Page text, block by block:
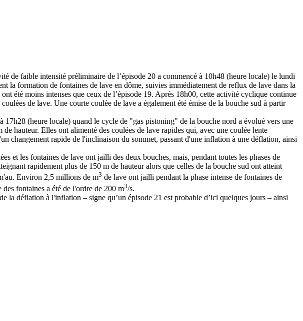
de faible intensité préliminaire de l’épisode 20 a commencé à 10h48 (heure locale) le lundi
la formation de fontaines de lave en dôme, suivies immédiatement de reflux de lave dans la
été moins intenses que ceux de l’épisode 19. Après 18h00, cette activité cyclique continue
de lave. Une courte coulée de lave a également été émise de la bouche sud à partir
(heure locale) quand le cycle de "gas pistoning" de la bouche nord a évolué vers une
hauteur. Elles ont alimenté des coulées de lave rapides qui, avec une coulée lente
changement rapide de l'inclinaison du sommet, passant d'une inflation à une déflation, ainsi
et les fontaines de lave ont jailli des deux bouches, mais, pendant toutes les phases de
rapidement plus de 150 m de hauteur alors que celles de la bouche sud ont atteint
Environ 2,5 millions de m3 de lave ont jailli pendant la phase intense de fontaines de
fontaines a été de l'ordre de 200 m3/s.
la déflation à l'inflation – signe qu’un épisode 21 est probable d’ici quelques jours – ainsi